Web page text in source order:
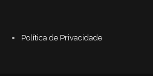
Política de Privacidade